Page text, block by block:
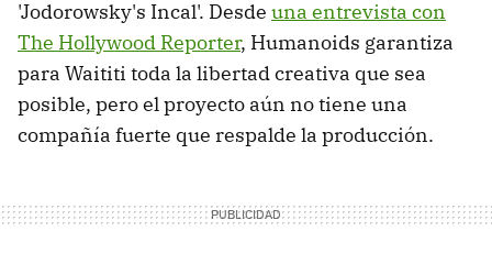
'Jodorowsky's Incal'. Desde una entrevista con
The Hollywood Reporter, Humanoids garantiza
para Waititi toda la libertad creativa que sea
posible, pero el proyecto aún no tiene una
compañía fuerte que respalde la producción.